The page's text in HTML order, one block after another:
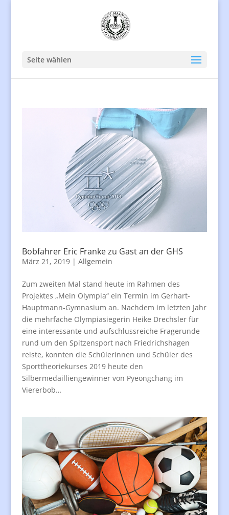
Seite wählen
Bobfahrer Eric Franke zu Gast an der GHS
März 21, 2019| Allgemein
Zum zweiten Mal stand heute im Rahmen des
Projektes „Mein Olympia“ ein Termin im Gerhart-
Hauptmann-Gymnasium an. Nachdem im letzten Jahr
die mehrfache Olympiasiegerin Heike Drechsler für
eine interessante und aufschlussreiche Fragerunde
rund um den Spitzensport nach Friedrichshagen
reiste, konnten die Schülerinnen und Schüler des
Sporttheoriekurses 2019 heute den
Silbermedailliengewinner von Pyeongchang im
Viererbob…